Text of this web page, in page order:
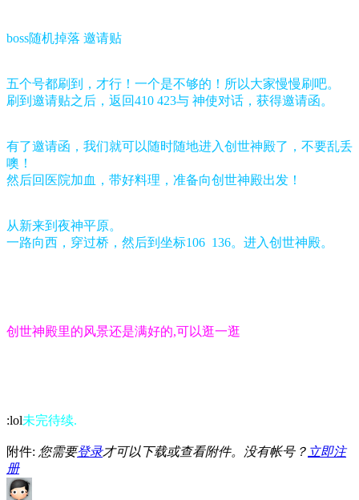
boss随机掉落 邀请贴
五个号都刷到，才行！一个是不够的！所以大家慢慢刷吧。
刷到邀请贴之后，返回410 423与 神使对话，获得邀请函。
有了邀请函，我们就可以随时随地进入创世神殿了，不要乱丢
噢！
然后回医院加血，带好料理，准备向创世神殿出发！
从新来到夜神平原。
一路向西，穿过桥，然后到坐标106 136。进入创世神殿。
创世神殿里的风景还是满好的,可以逛一逛
:lol未完待续.
附件: 您需要登录才可以下载或查看附件。没有帐号？ 立即注
册